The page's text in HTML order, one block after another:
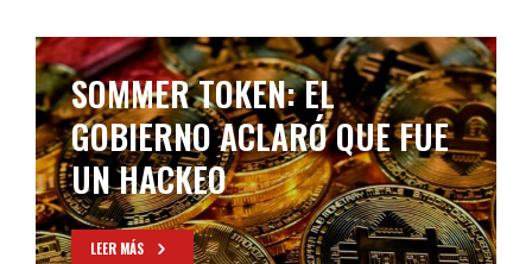
SOMMER TOKEN: EL
GOBIERNO ACLARÓ QUE FUE
UN HACKEO
LEER MÁS